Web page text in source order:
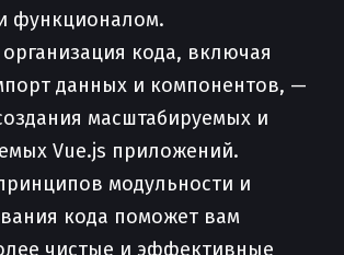
функционалом.
кода, включая
данных и компонентов, —
масштабируемых и
Vue.js приложений.
модульности и
кода поможет вам
чистые и эффективные